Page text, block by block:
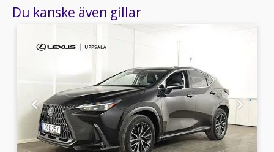
Du kanske även gillar